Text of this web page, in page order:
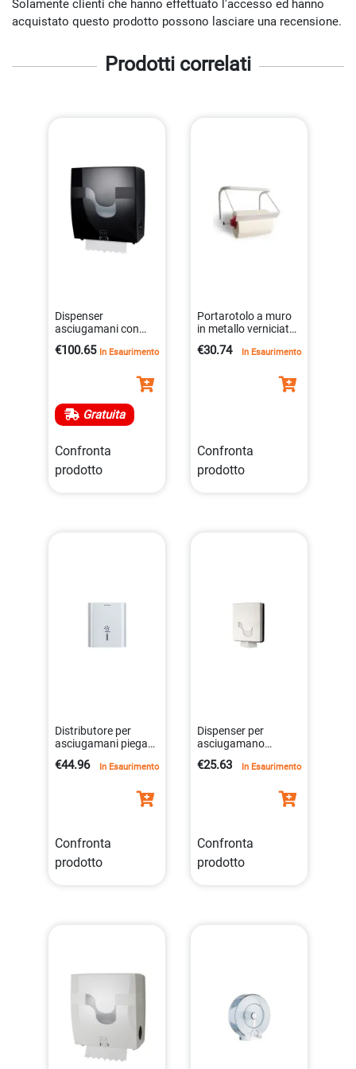
Solamente clienti che hanno effettuato l'accesso ed hanno
acquistato questo prodotto possono lasciare una recensione.
Prodotti correlati
Dispenser
asciugamani con
automatico col.nero
€100.65 In Esaurimento
Gratuita
Confronta
prodotto
Portarotolo a muro
in metallo verniciato,
8000957046481
€30.74 In Esaurimento
Confronta
prodotto
Distributore per
asciugamani piegati
€44.96 In Esaurimento
Confronta
prodotto
Dispenser per
asciugamano
275x p 125x h 360
€25.63 In Esaurimento
Confronta
prodotto